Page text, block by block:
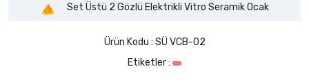
Set Üstü 2 Gözlü Elektrikli Vitro Seramik Ocak
Ürün Kodu : SÜ VCB-02
Etiketler :